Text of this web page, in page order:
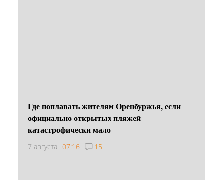
Где поплавать жителям Оренбуржья, если
официально открытых пляжей
катастрофически мало
7 августа 07:16 15